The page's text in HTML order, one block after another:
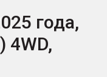
года,
4WD,